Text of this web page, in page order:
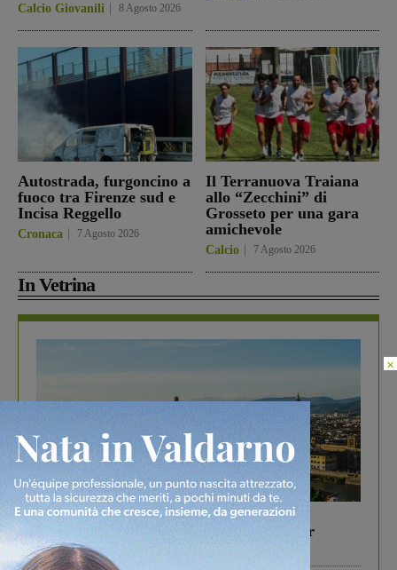
Calcio Giovanili 8 Agosto 2026
Autostrada, furgoncino a
fuoco tra Firenze sud e
Incisa Reggello
Cronaca 7 Agosto 2026
Il Terranuova Traiana
allo “Zecchini” di
Grosseto per una gara
amichevole
Calcio 7 Agosto 2026
In Vetrina
In vetrina 6 Agosto 2026
Gita di famiglia a Firenze: 5 idee per far
divertire i tuoi figli
×